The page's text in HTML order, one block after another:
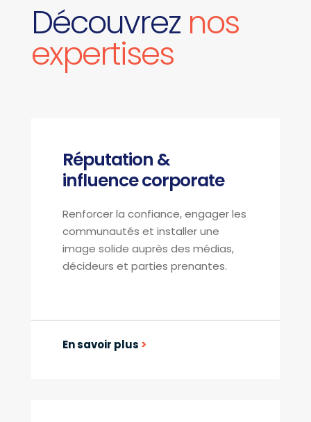
Découvrez nos
expertises
Réputation &
influence corporate
Renforcer la confiance, engager les
communautés et installer une
image solide auprès des médias,
décideurs et parties prenantes.
En savoir plus >